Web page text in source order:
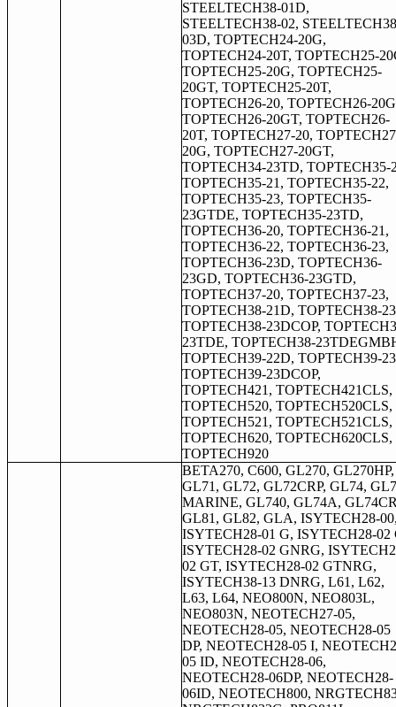
STEELTECH38-01D,
STEELTECH38-02,
03D, TOPTECH24-20G,
TOPTECH24-20T, TOPTECH25-
TOPTECH25-20G, TOPTECH25-
20GT, TOPTECH25-20T,
TOPTECH26-20, TOPTECH26-
TOPTECH26-20GT, TOPTECH26-
20T, TOPTECH27-20,
20G, TOPTECH27-20GT,
TOPTECH34-23TD, TOPTECH35-
TOPTECH35-21, TOPTECH35-22,
TOPTECH35-23, TOPTECH35-
23GTDE, TOPTECH35-23TD,
TOPTECH36-20, TOPTECH36-21,
TOPTECH36-22, TOPTECH36-23,
TOPTECH36-23D, TOPTECH36-
23GD, TOPTECH36-23GTD,
TOPTECH37-20, TOPTECH37-23,
TOPTECH38-21D, TOPTECH38-
TOPTECH38-23DCOP,
23TDE, TOPTECH38-
TOPTECH39-22D, TOPTECH39-
TOPTECH39-23DCOP,
TOPTECH421, TOPTECH421CLS,
TOPTECH520, TOPTECH520CLS,
TOPTECH521, TOPTECH521CLS,
TOPTECH620, TOPTECH620CLS,
TOPTECH920
BETA270, C600, GL270, GL270HP,
GL71, GL72, GL72CRP, GL74,
MARINE, GL740, GL74A,
GL81, GL82, GLA, ISYTECH28-
ISYTECH28-01 G, ISYTECH28-02
ISYTECH28-02 GNRG,
02 GT, ISYTECH28-02 GTNRG,
ISYTECH38-13 DNRG, L61, L62,
L63, L64, NEO800N, NEO803L,
NEO803N, NEOTECH27-05,
NEOTECH28-05, NEOTECH28-05
DP, NEOTECH28-05 I,
05 ID, NEOTECH28-06,
NEOTECH28-06DP, NEOTECH28-
06ID, NEOTECH800,